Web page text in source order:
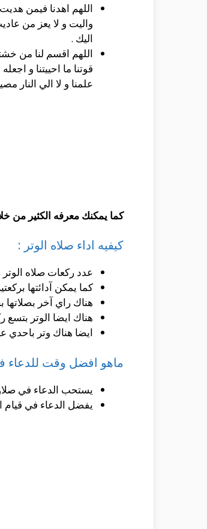
اللهم اهدنا فيمن
واليت و لا يعز من
اليك .
اللهم اقسم لنا من
قوتنا ما احييتنا و
علمنا و لا الي النار
كما يمكنك معرفه الكثير من
كيفيه اداء صلاه الوتر :
عدد ركعات صلاه
كما يمكن آدائتها
هناك راي آخر
هناك ايضا الوتر بتسع
ايضا هناك وتر باحدي
ماهو افضل وقت للدعاء
يستحب الدعاء في
يفضل الدعاء في قيام